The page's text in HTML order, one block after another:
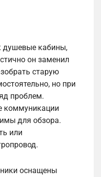
душевые кабины,
он заменил
старую
но при
проблем.
коммуникации
для обзора.
или
оснащены